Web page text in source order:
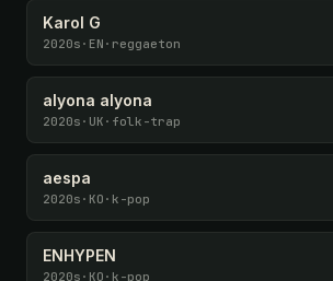
Karol G
2020s · EN · reggaeton
alyona alyona
2020s · UK · folk-trap
aespa
2020s · KO · k-pop
ENHYPEN
2020s · KO · k-pop